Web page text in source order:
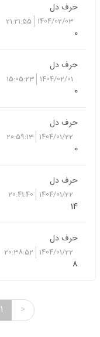
حرف دل
1404/02/03
21:21:55
0
حرف دل
1404/02/01
15:05:23
0
حرف دل
1404/01/22
20:59:13
0
حرف دل
1404/01/22
20:41:40
14
حرف دل
1404/01/22
20:38:52
8
>
1